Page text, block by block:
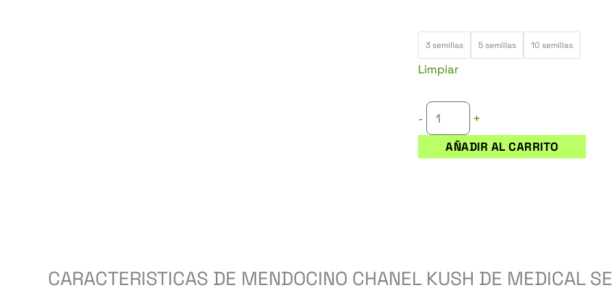
desde
3 semillas 5 semillas 10 semillas
Limpiar
-
MENDOCINO
CHANEL
KUSH
cantidad
+
AÑADIR AL CARRITO
CARACTERISTICAS DE MENDOCINO CHANEL KUSH DE MEDICAL